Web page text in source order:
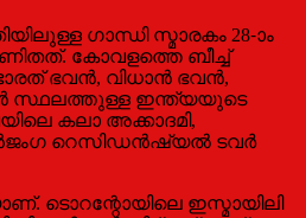
ഗാന്ധി സ്മാരകം 28-ാം
കോവളത്തെ ബീച്ച്
ഭവൻ, വിധാൻ ഭവൻ,
സ്ഥലത്തുള്ള ഇന്ത്യയുടെ
കലാ അക്കാദമി,
റെസിഡന്‍ഷ്യൽ ടവർ
ടൊറന്റോയിലെ ഇസ്മായിലി